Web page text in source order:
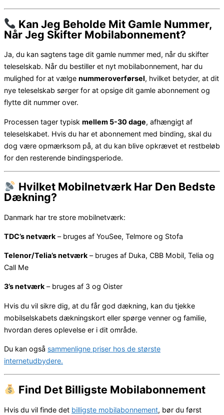
Kan Jeg Beholde Mit Gamle Nummer,
Når Jeg Skifter Mobilabonnement?
Ja, du kan sagtens tage dit gamle nummer med, når du skifter
teleselskab. Når du bestiller et nyt mobilabonnement, har du
mulighed for at vælge nummeroverførsel, hvilket betyder, at dit
nye teleselskab sørger for at opsige dit gamle abonnement og
flytte dit nummer over.
Processen tager typisk mellem 5-30 dage, afhængigt af
teleselskabet. Hvis du har et abonnement med binding, skal du
dog være opmærksom på, at du kan blive opkrævet et restbeløb
for den resterende bindingsperiode.
Hvilket Mobilnetværk Har Den Bedste
Dækning?
Danmark har tre store mobilnetværk:
TDC’s netværk – bruges af YouSee, Telmore og Stofa
Telenor/Telia’s netværk – bruges af Duka, CBB Mobil, Telia og
Call Me
3’s netværk – bruges af 3 og Oister
Hvis du vil sikre dig, at du får god dækning, kan du tjekke
mobilselskabets dækningskort eller spørge venner og familie,
hvordan deres oplevelse er i dit område.
Du kan også sammenligne priser hos de største
internetudbydere.
Find Det Billigste Mobilabonnement
Hvis du vil finde det billigste mobilabonnement, bør du først